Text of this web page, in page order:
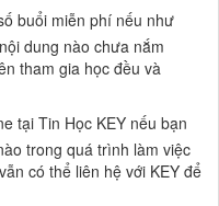
buổi miễn phí nếu như
dung nào chưa nắm
tham gia học đều và
tại Tin Học KEY nếu bạn
trong quá trình làm việc
có thể liên hệ với KEY để